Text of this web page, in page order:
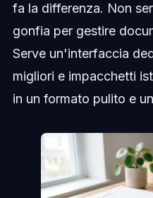
fa la differenza. Non
gonfia per gestire
Serve un'interfaccia
migliori e impacchetti
in un formato pulito e